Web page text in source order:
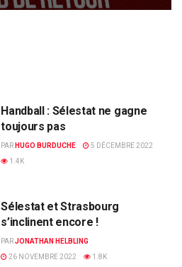
Handball : Sélestat ne gagne
toujours pas
PAR HUGO BURDUCHE
5 DÉCEMBRE 2022
1.4K
Sélestat et Strasbourg
s’inclinent encore !
PARJONATHAN HELBLING
26 NOVEMBRE 2022
1.8K